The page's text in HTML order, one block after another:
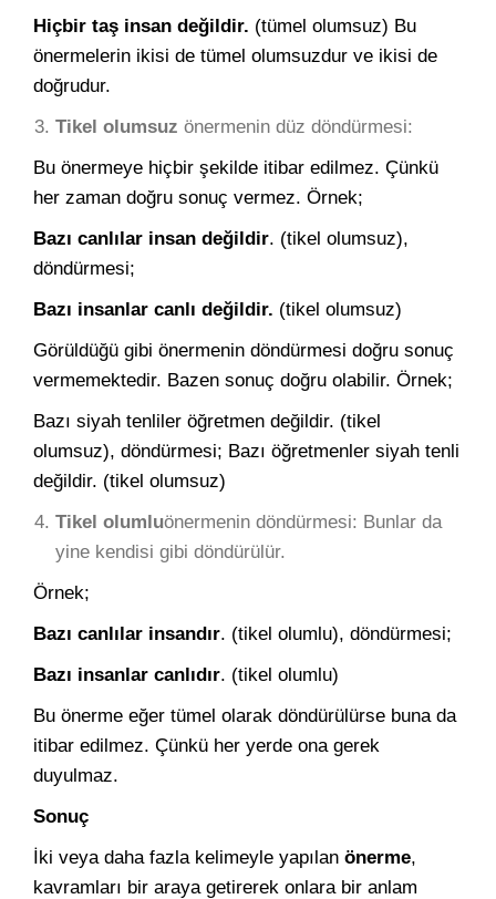
Hiçbir taş insan değildir. (tümel olumsuz) Bu
önermelerin ikisi de tümel olumsuzdur ve ikisi de
doğrudur.
Tikel olumsuz önermenin düz döndürmesi:
Bu önermeye hiçbir şekilde itibar edilmez. Çünkü
her zaman doğru sonuç vermez. Örnek;
Bazı canlılar insan değildir. (tikel olumsuz),
döndürmesi;
Bazı insanlar canlı değildir. (tikel olumsuz)
Görüldüğü gibi önermenin döndürmesi doğru sonuç
vermemektedir. Bazen sonuç doğru olabilir. Örnek;
Bazı siyah tenliler öğretmen değildir. (tikel
olumsuz), döndürmesi; Bazı öğretmenler siyah tenli
değildir. (tikel olumsuz)
Tikel olumluönermenin döndürmesi: Bunlar da
yine kendisi gibi döndürülür.
Örnek;
Bazı canlılar insandır. (tikel olumlu), döndürmesi;
Bazı insanlar canlıdır. (tikel olumlu)
Bu önerme eğer tümel olarak döndürülürse buna da
itibar edilmez. Çünkü her yerde ona gerek
duyulmaz.
Sonuç
İki veya daha fazla kelimeyle yapılan önerme,
kavramları bir araya getirerek onlara bir anlam